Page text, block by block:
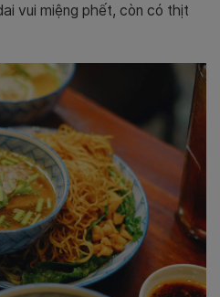
vui miệng phết, còn có thịt